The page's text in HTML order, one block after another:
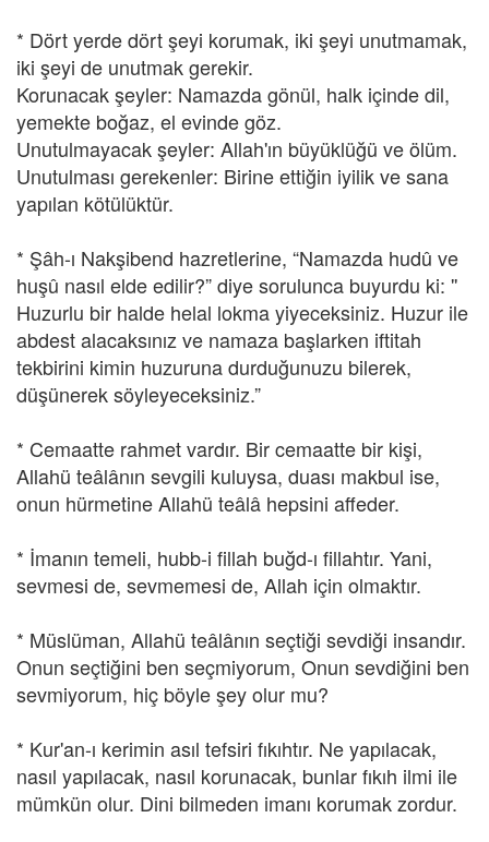
* Dört yerde dört şeyi korumak, iki şeyi unutmamak,
iki şeyi de unutmak gerekir.
Korunacak şeyler: Namazda gönül, halk içinde dil,
yemekte boğaz, el evinde göz.
Unutulmayacak şeyler: Allah'ın büyüklüğü ve ölüm.
Unutulması gerekenler: Birine ettiğin iyilik ve sana
yapılan kötülüktür.
* Şâh-ı Nakşibend hazretlerine, “Namazda hudû ve
huşû nasıl elde edilir?” diye sorulunca buyurdu ki: ''
Huzurlu bir halde helal lokma yiyeceksiniz. Huzur ile
abdest alacaksınız ve namaza başlarken iftitah
tekbirini kimin huzuruna durduğunuzu bilerek,
düşünerek söyleyeceksiniz.”
* Cemaatte rahmet vardır. Bir cemaatte bir kişi,
Allahü teâlânın sevgili kuluysa, duası makbul ise,
onun hürmetine Allahü teâlâ hepsini affeder.
* İmanın temeli, hubb-i fillah buğd-ı fillahtır. Yani,
sevmesi de, sevmemesi de, Allah için olmaktır.
* Müslüman, Allahü teâlânın seçtiği sevdiği insandır.
Onun seçtiğini ben seçmiyorum, Onun sevdiğini ben
sevmiyorum, hiç böyle şey olur mu?
* Kur'an-ı kerimin asıl tefsiri fıkıhtır. Ne yapılacak,
nasıl yapılacak, nasıl korunacak, bunlar fıkıh ilmi ile
mümkün olur. Dini bilmeden imanı korumak zordur.